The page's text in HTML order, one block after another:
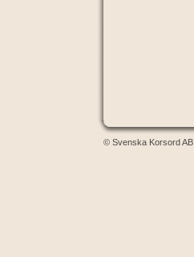
© Svenska Korsord AB